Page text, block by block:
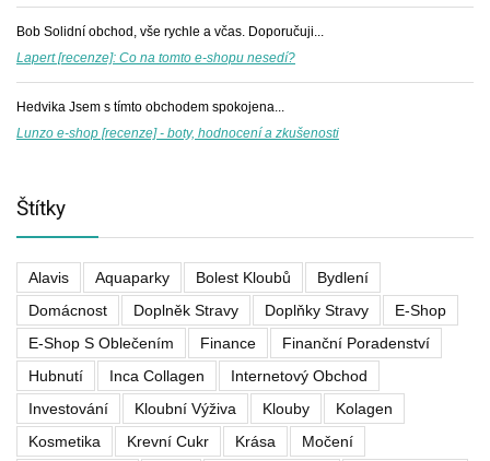
Bob Solidní obchod, vše rychle a včas. Doporučuji...
Lapert [recenze]: Co na tomto e-shopu nesedí?
Hedvika Jsem s tímto obchodem spokojena...
Lunzo e-shop [recenze] - boty, hodnocení a zkušenosti
Štítky
Alavis Aquaparky Bolest Kloubů
Bydlení
Domácnost
Doplněk Stravy Doplňky Stravy
E-Shop
E-Shop S Oblečením
Finance
Finanční Poradenství
Hubnutí
Inca Collagen
Internetový Obchod
Investování
Kloubní Výživa Klouby
Kolagen
Kosmetika
Krevní Cukr Krása Močení